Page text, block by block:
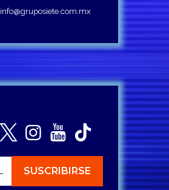
info@gruposiete.com.mx